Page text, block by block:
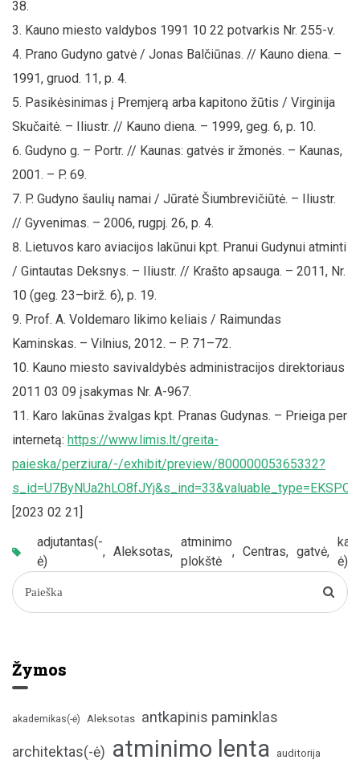
38.
Kauno miesto valdybos 1991 10 22 potvarkis Nr. 255-v.
Prano Gudyno gatvė / Jonas Balčiūnas. // Kauno diena. –
1991, gruod. 11, p. 4.
Pasikėsinimas į Premjerą arba kapitono žūtis / Virginija
Skučaitė. – Iliustr. // Kauno diena. – 1999, geg. 6, p. 10.
Gudyno g. – Portr. // Kaunas: gatvės ir žmonės. – Kaunas,
2001. – P. 69.
P. Gudyno šaulių namai / Jūratė Šiumbrevičiūtė. – Iliustr.
// Gyvenimas. – 2006, rugpj. 26, p. 4.
Lietuvos karo aviacijos lakūnui kpt. Pranui Gudynui atminti
/ Gintautas Deksnys. – Iliustr. // Krašto apsauga. – 2011, Nr.
10 (geg. 23–birž. 6), p. 19.
Prof. A. Voldemaro likimo keliais / Raimundas
Kaminskas. – Vilnius, 2012. – P. 71–72.
Kauno miesto savivaldybės administracijos direktoriaus
2011 03 09 įsakymas Nr. A-967.
Karo lakūnas žvalgas kpt. Pranas Gudynas. – Prieiga per
internetą: https://www.limis.lt/greita-
paieska/perziura/-/exhibit/preview/80000005365332?
[2023 02 21]
adjutantas(-
ė)
, Aleksotas,
atminimo
plokštė
, Centras, gatvė,
ė)
Žymos
akademikas(-ė) Aleksotas antkapinis paminklas
architektas(-ė) atminimo lenta auditorija